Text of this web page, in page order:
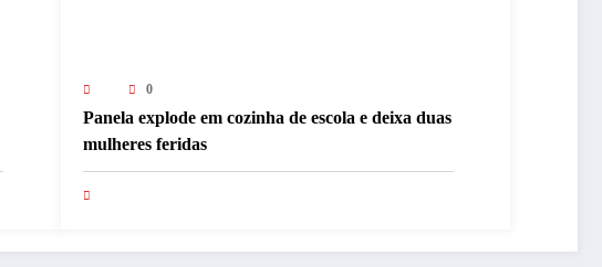
0
Panela explode em cozinha de escola e deixa duas
mulheres feridas